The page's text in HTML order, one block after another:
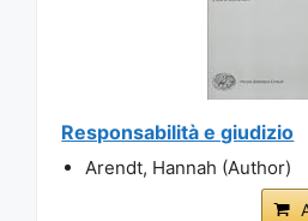
Responsabilità e giudizio
Arendt, Hannah (Author)